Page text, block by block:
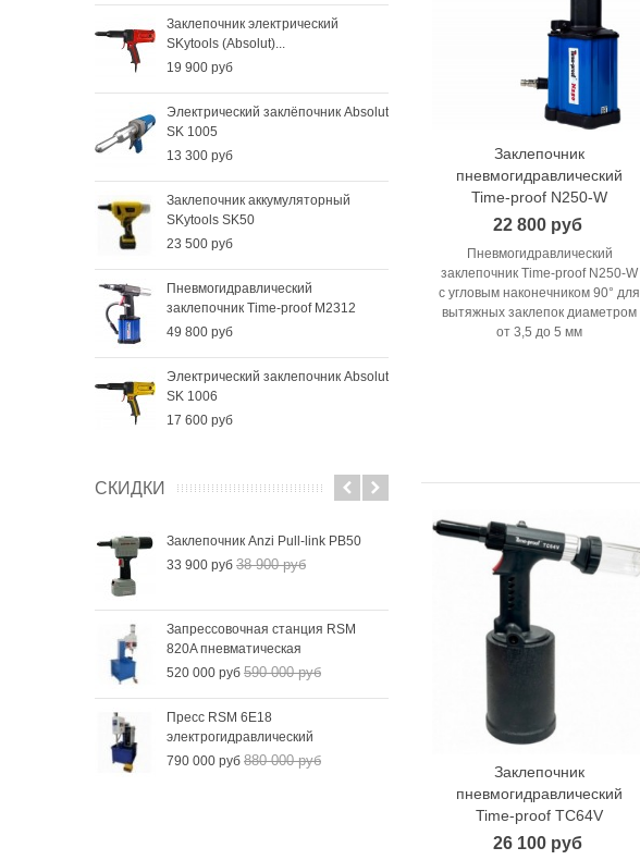
Заклепочник электрический
SKytools (Absolut)...
19 900 руб
Электрический заклёпочник Absolut
SK 1005
13 300 руб
Заклепочник аккумуляторный
SKytools SK50
23 500 руб
Пневмогидравлический
заклепочник Time-proof M2312
49 800 руб
Электрический заклепочник Absolut
SK 1006
17 600 руб
СКИДКИ
Заклепочник Anzi Pull-link PB50
33 900 руб 38 900 руб
Запрессовочная станция RSM
820A пневматическая
520 000 руб 590 000 руб
Пресс RSM 6Е18
электрогидравлический
790 000 руб 880 000 руб
В корзину
Заклепочник
пневмогидравлический
Time-proof N250-W
22 800 руб
Пневмогидравлический
заклепочник Time-proof N250-W
с угловым наконечником 90° для
вытяжных заклепок диаметром
от 3,5 до 5 мм
В корзину
Заклепочник
пневмогидравлический
Time-proof TC64V
26 100 руб